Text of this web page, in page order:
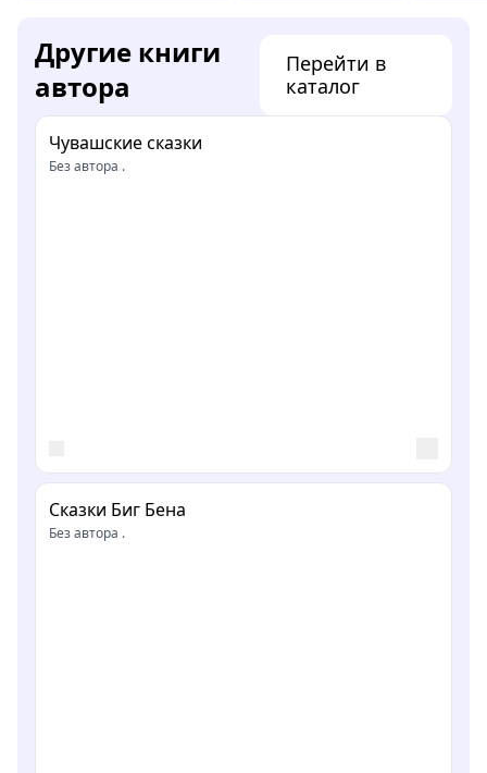
Другие книги
автора
Перейти в
каталог
Чувашские сказки
Без автора .
Сказки Биг Бена
Без автора .